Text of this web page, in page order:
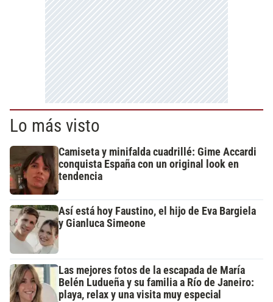
Lo más visto
Camiseta y minifalda cuadrillé: Gime Accardi
conquista España con un original look en
tendencia
Así está hoy Faustino, el hijo de Eva Bargiela
y Gianluca Simeone
Las mejores fotos de la escapada de María
Belén Ludueña y su familia a Río de Janeiro:
playa, relax y una visita muy especial